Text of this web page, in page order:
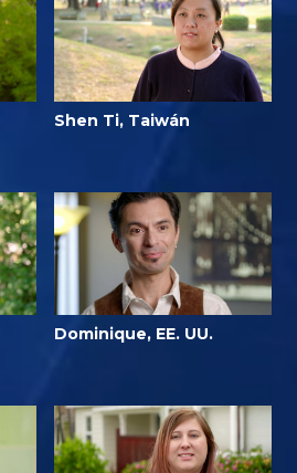
Shen Ti, Taiwán
Dominique, EE. UU.